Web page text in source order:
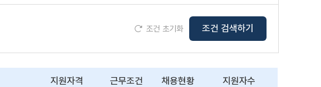
조건 초기화 조건 검색하기
지원자격 근무조건 채용현황 지원자수